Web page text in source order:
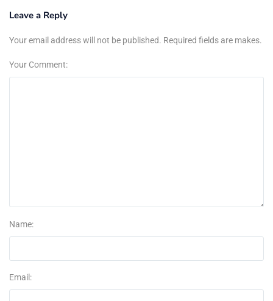
Leave a Reply
Your email address will not be published. Required fields are makes.
Your Comment:
Name:
Email: